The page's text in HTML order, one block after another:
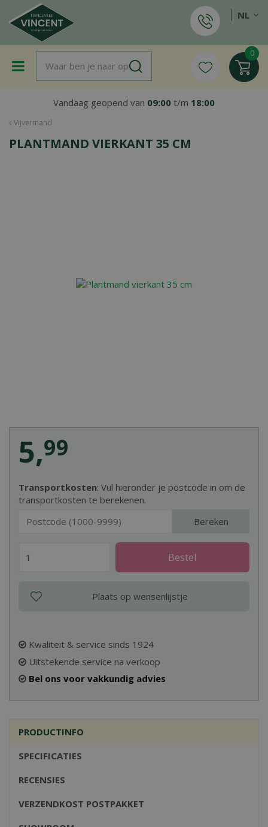
a
Vijvermand
Vandaag geopend van 09:00 t/m 18:00
NL
PLANTMAND VIERKANT 35 CM
Transportkosten: Vul hieronder je postcode in om de
transportkosten te berekenen.
Bereken
5,99
Kwaliteit & service sinds 1924
Uitstekende service na verkoop
Bel ons voor vakkundig advies
PRODUCTINFO
SPECIFICATIES
RECENSIES
VERZENDKOST POSTPAKKET